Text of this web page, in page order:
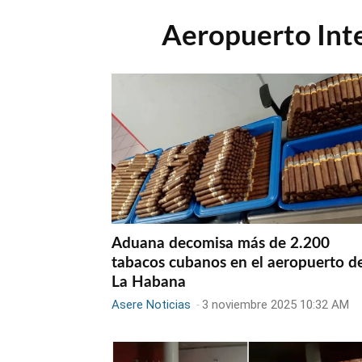
Aeropuerto
Aduana decomisa más de 2.200
tabacos cubanos en el aeropuerto
La Habana
Asere Noticias - 3 noviembre 2025 10:32 AM